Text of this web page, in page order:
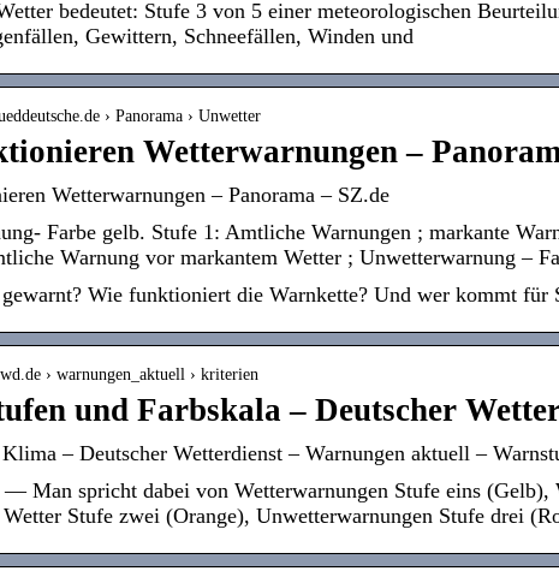
bedeutet: Stufe 3 von 5 einer meteorologischen
Gewittern, Schneefällen, Winden und
› Panorama › Unwetter
Wetterwarnungen –
Wetterwarnungen – Panorama – SZ.de
Farbe gelb. Stufe 1: Amtliche Warnungen ; markante
Warnung vor markantem Wetter ; Unwetterwarnung –
Wie funktioniert die Warnkette? Und wer kommt für
› warnungen_aktuell › kriterien
und Farbskala – Deutscher
– Deutscher Wetterdienst – Warnungen aktuell –
— Man spricht dabei von Wetterwarnungen Stufe eins (Gelb),
Wetter Stufe zwei (Orange), Unwetterwarnungen Stufe drei